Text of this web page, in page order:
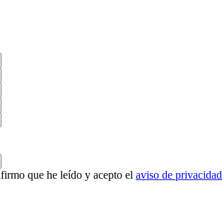
que he leído y acepto el aviso de privacidad